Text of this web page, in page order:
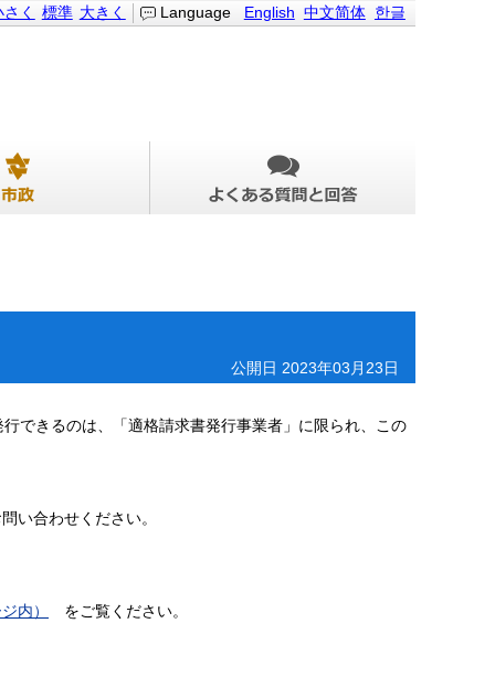
Language English 中文简体 한글
く 標準 大きく
公開日 2023年03月23日
できるのは、「適格請求書発行事業者」に限られ、この
い合わせください。
内） をご覧ください。